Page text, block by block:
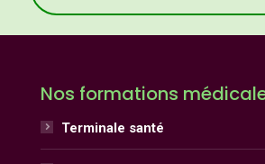
Nos formations
Terminale santé